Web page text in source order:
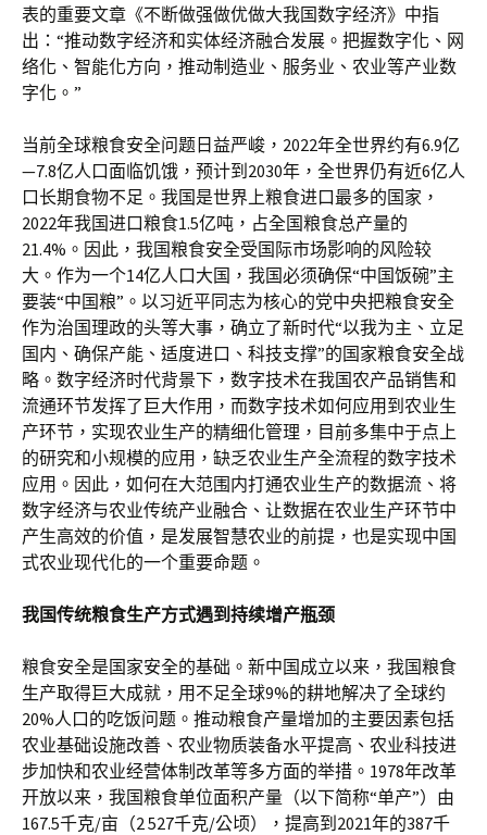
表的重要文章《不断做强做优做大我国数字经济》中指
出：“推动数字经济和实体经济融合发展。把握数字化、网
络化、智能化方向，推动制造业、服务业、农业等产业数
字化。”
当前全球粮食安全问题日益严峻，2022年全世界约有6.9亿
—7.8亿人口面临饥饿，预计到2030年，全世界仍有近6亿人
口长期食物不足。我国是世界上粮食进口最多的国家，
2022年我国进口粮食1.5亿吨，占全国粮食总产量的
21.4%。因此，我国粮食安全受国际市场影响的风险较
大。作为一个14亿人口大国，我国必须确保“中国饭碗”主
要装“中国粮”。以习近平同志为核心的党中央把粮食安全
作为治国理政的头等大事，确立了新时代“以我为主、立足
国内、确保产能、适度进口、科技支撑”的国家粮食安全战
略。数字经济时代背景下，数字技术在我国农产品销售和
流通环节发挥了巨大作用，而数字技术如何应用到农业生
产环节，实现农业生产的精细化管理，目前多集中于点上
的研究和小规模的应用，缺乏农业生产全流程的数字技术
应用。因此，如何在大范围内打通农业生产的数据流、将
数字经济与农业传统产业融合、让数据在农业生产环节中
产生高效的价值，是发展智慧农业的前提，也是实现中国
式农业现代化的一个重要命题。
我国传统粮食生产方式遇到持续增产瓶颈
粮食安全是国家安全的基础。新中国成立以来，我国粮食
生产取得巨大成就，用不足全球9%的耕地解决了全球约
20%人口的吃饭问题。推动粮食产量增加的主要因素包括
农业基础设施改善、农业物质装备水平提高、农业科技进
步加快和农业经营体制改革等多方面的举措。1978年改革
开放以来，我国粮食单位面积产量（以下简称“单产”）由
167.5千克/亩（2 527千克/公顷），提高到2021年的387千